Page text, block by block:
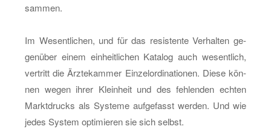
sam­men.
Im We­sent­li­chen, und für das re­sis­ten­te Ver­hal­ten ge­
gen­über einem ein­heit­li­chen Ka­ta­log auch we­sent­lich,
ver­tritt die Ärz­te­kam­mer Ein­zel­or­di­na­tio­nen. Diese kön­
nen wegen ihrer Klein­heit und des feh­len­den ech­ten
Markt­drucks als Sys­te­me auf­ge­fasst wer­den. Und wie
jedes Sys­tem op­ti­mie­ren sie sich selbst.